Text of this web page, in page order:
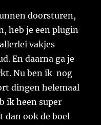
doorsturen,
heb je een plugin
vakjes
En daarna ga je
Nu ben ik nog
dingen helemaal
ik heen super
dan ook de boel